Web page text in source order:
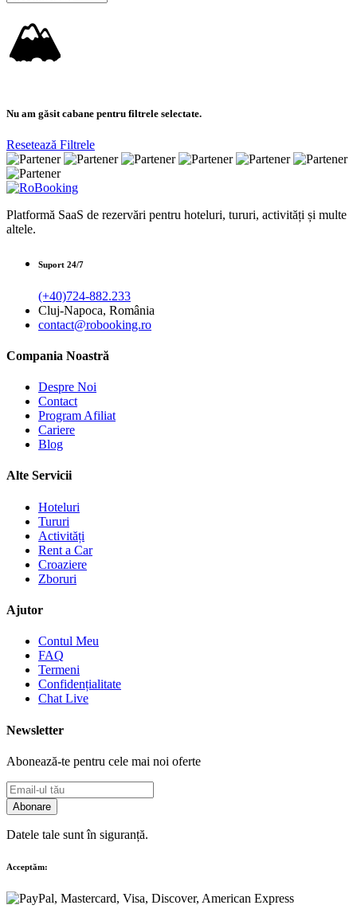
🏔
Nu am găsit cabane pentru filtrele selectate.
Resetează Filtrele
Platformă SaaS de rezervări pentru hoteluri, tururi, activități și multe
altele.
Suport 24/7
(+40)724-882.233
Cluj-Napoca, România
contact@robooking.ro
Compania Noastră
Despre Noi
Contact
Program Afiliat
Cariere
Blog
Alte Servicii
Hoteluri
Tururi
Activități
Rent a Car
Croaziere
Zboruri
Ajutor
Contul Meu
FAQ
Termeni
Confidențialitate
Chat Live
Newsletter
Abonează-te pentru cele mai noi oferte
Abonare
Datele tale sunt în siguranță.
Acceptăm: